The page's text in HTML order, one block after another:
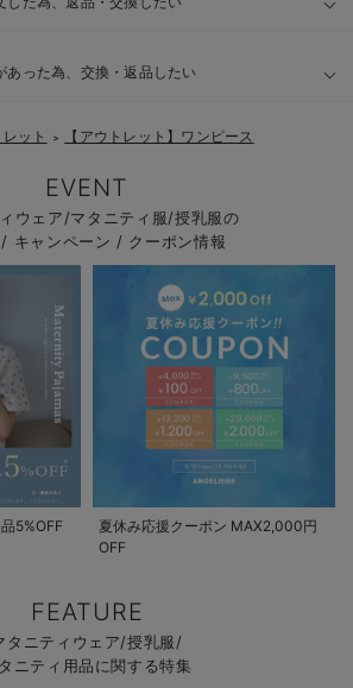
あった為、交換・返品したい
ット ＞ 【アウトレット】ワンピース
EVENT
ウェア/マタニティ服/授乳服の
キャンペーン / クーポン情報
5%OFF
夏休み応援クーポン MAX2,000円
OFF
FEATURE
タニティウェア/授乳服/
ニティ用品に関する特集